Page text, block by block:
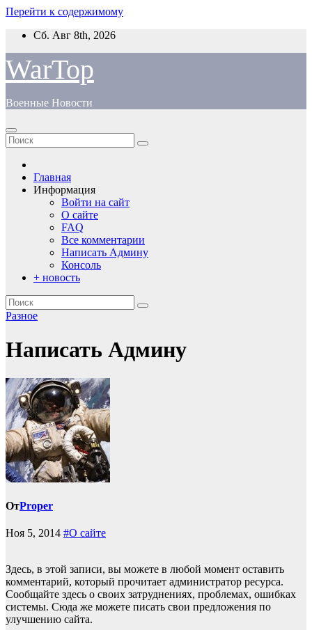
Перейти к содержимому
Сб. Авг 8th, 2026
WarTop
Военные Новости
Главная
Информация
Войти на сайт
О сайте
FAQ
Все комментарии
Написать Админу
Консоль
+ новость
Разное
Написать Админу
ОтProper
Ноя 5, 2014 #О сайте
Здесь, в этой записи, вы можете в любой момент оставить
комментарий, который прочитает администратор ресурса.
Сообщайте здесь о своих затруднениях, проблемах, ошибках
системы. Сюда же можете писать свои предложения по
улучшению сайта.